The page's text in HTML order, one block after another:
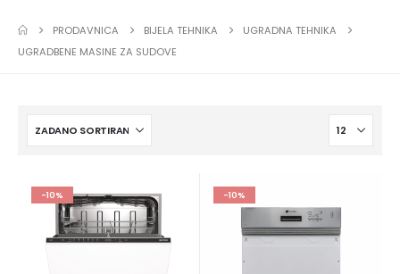
PRODAVNICA BIJELA TEHNIKA
UGRADNA TEHNIKA
UGRADBENE MASINE ZA SUDOVE
-10% -10%